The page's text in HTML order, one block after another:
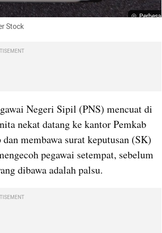
Perbesar
Stock
Negeri Sipil (PNS) mencuat di
nekat datang ke kantor Pemkab
membawa surat keputusan (SK)
pegawai setempat, sebelum
dibawa adalah palsu.